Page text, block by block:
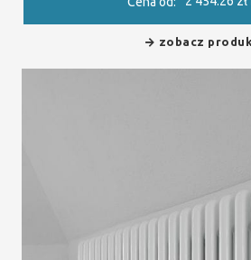
zobacz